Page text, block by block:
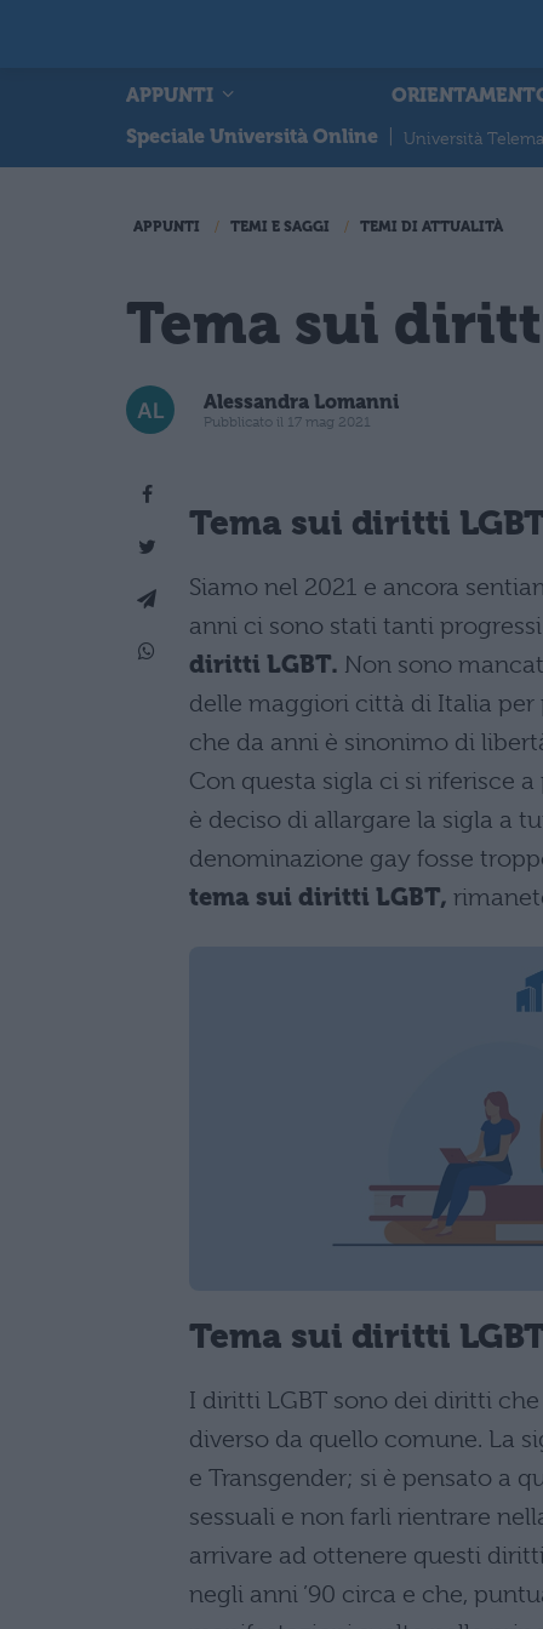
APPUNTI
Speciale Università Online
Università
APPUNTI TEMI E SAGGI TEMI DI ATTUALITÀ
Tema sui
Alessandra Lomanni
Pubblicato il 17 mag 2021
Tema sui diritti
Siamo nel 2021 e ancora
anni ci sono stati tanti
diritti LGBT. Non sono
delle maggiori città di Italia per
che da anni è sinonimo di
Con questa sigla ci si riferisce a
è deciso di allargare la sigla a
denominazione gay fosse
tema sui diritti LGBT,
Tema sui diritti
I diritti LGBT sono dei diritti
diverso da quello comune. La
e Transgender; si è pensato a
sessuali e non farli rientrare
arrivare ad ottenere questi
negli anni ’90 circa e che,